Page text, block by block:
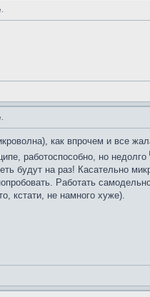
как впрочем и все
работоспособно, но недолго
будут на раз! Касательно
Работать
кстати, не намного хуже).